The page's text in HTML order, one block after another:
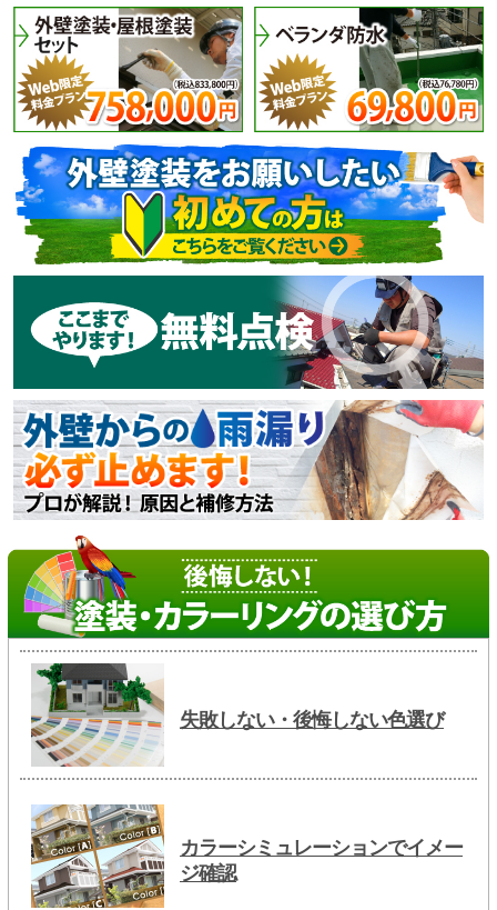
失敗しない・後悔しない色選び
カラーシミュレーションでイメー
ジ確認